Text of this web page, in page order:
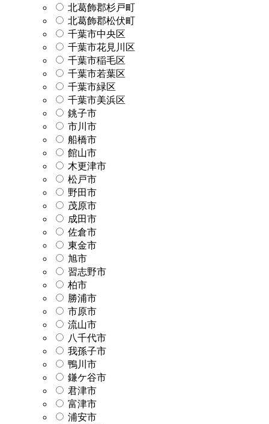
北葛飾郡杉戸町
北葛飾郡松伏町
千葉市中央区
千葉市花見川区
千葉市稲毛区
千葉市若葉区
千葉市緑区
千葉市美浜区
銚子市
市川市
船橋市
館山市
木更津市
松戸市
野田市
茂原市
成田市
佐倉市
東金市
旭市
習志野市
柏市
勝浦市
市原市
流山市
八千代市
我孫子市
鴨川市
鎌ケ谷市
君津市
富津市
浦安市